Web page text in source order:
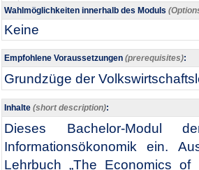
Wahlmöglichkeiten innerhalb des Moduls
Keine
Empfohlene Voraussetzungen (prerequisites):
​Grundzüge der
Inhalte (short description):
Dieses Bachelor-Modul
Informationsökonomik ein.
Lehrbuch „The Economics